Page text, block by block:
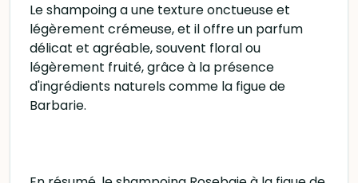
Le shampoing a une texture onctueuse et
légèrement crémeuse, et il offre un parfum
délicat et agréable, souvent floral ou
légèrement fruité, grâce à la présence
d'ingrédients naturels comme la figue de
Barbarie.